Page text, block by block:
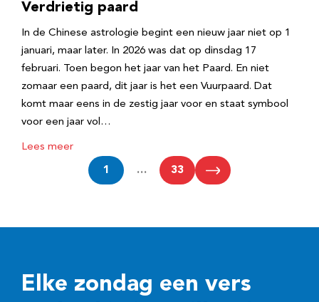
Verdrietig paard
In de Chinese astrologie begint een nieuw jaar niet op 1
januari, maar later. In 2026 was dat op dinsdag 17
februari. Toen begon het jaar van het Paard. En niet
zomaar een paard, dit jaar is het een Vuurpaard. Dat
komt maar eens in de zestig jaar voor en staat symbool
voor een jaar vol…
Lees meer
1 … 33
Elke zondag een vers